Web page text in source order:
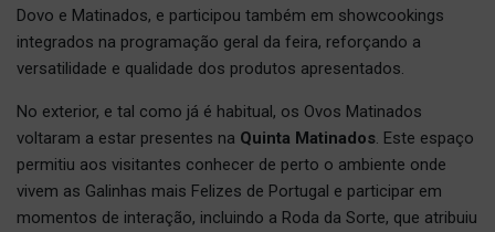
Dovo e Matinados, e participou também em showcookings
integrados na programação geral da feira, reforçando a
versatilidade e qualidade dos produtos apresentados.
No exterior, e tal como já é habitual, os Ovos Matinados
voltaram a estar presentes na Quinta Matinados . Este espaço
permitiu aos visitantes conhecer de perto o ambiente onde
vivem as Galinhas mais Felizes de Portugal e participar em
momentos de interação, incluindo a Roda da Sorte, que atribuiu